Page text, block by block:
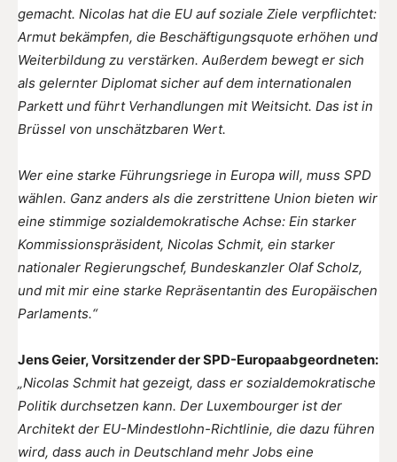
gemacht. Nicolas hat die EU auf soziale Ziele verpflichtet:
Armut bekämpfen, die Beschäftigungsquote erhöhen und
Weiterbildung zu verstärken. Außerdem bewegt er sich
als gelernter Diplomat sicher auf dem internationalen
Parkett und führt Verhandlungen mit Weitsicht. Das ist in
Brüssel von unschätzbaren Wert.
Wer eine starke Führungsriege in Europa will, muss SPD
wählen. Ganz anders als die zerstrittene Union bieten wir
eine stimmige sozialdemokratische Achse: Ein starker
Kommissionspräsident, Nicolas Schmit, ein starker
nationaler Regierungschef, Bundeskanzler Olaf Scholz,
und mit mir eine starke Repräsentantin des Europäischen
Parlaments.“
Jens Geier, Vorsitzender der SPD-Europaabgeordneten:
„Nicolas Schmit hat gezeigt, dass er sozialdemokratische
Politik durchsetzen kann. Der Luxembourger ist der
Architekt der EU-Mindestlohn-Richtlinie, die dazu führen
wird, dass auch in Deutschland mehr Jobs eine